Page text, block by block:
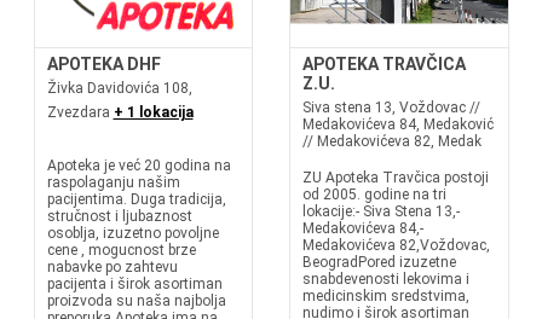
APOTEKA DHF
Živka Davidovića 108,
Zvezdara + 1 lokacija
Apoteka je već 20 godina na
raspolaganju našim
pacijentima. Duga tradicija,
stručnost i ljubaznost
osoblja, izuzetno povoljne
cene , mogucnost brze
nabavke po zahtevu
pacijenta i širok asortiman
proizvoda su naša najbolja
APOTEKA TRAVČICA
Z.U.
Siva stena 13, Voždovac //
Medakovićeva 84, Medaković
// Medakovićeva 82, Medak
ZU Apoteka Travčica postoji
od 2005. godine na tri
lokacije:- Siva Stena 13,-
Medakovićeva 84,-
Medakovićeva 82,Voždovac,
BeogradPored izuzetne
snabdevenosti lekovima i
medicinskim sredstvima,
nudimo i širok asortiman